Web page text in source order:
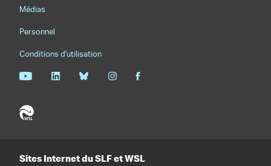
Médias
Personnel
Conditions d'utilisation
Sites Internet du SLF et WSL